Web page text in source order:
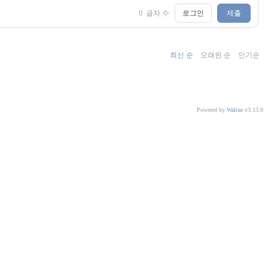
0 글자 수 로그인 제출
최신 순 오래된 순 인기순
Powered by Waline v3.13.0